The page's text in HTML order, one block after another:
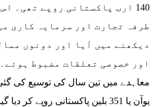
140 ارب پاکستانی روپے تھی۔
طرفہ تجارت اور سرمایہ کاری
دیکھنے میں آیا اور دونوں
یوآن یا 351 بلین پاکستانی روپے